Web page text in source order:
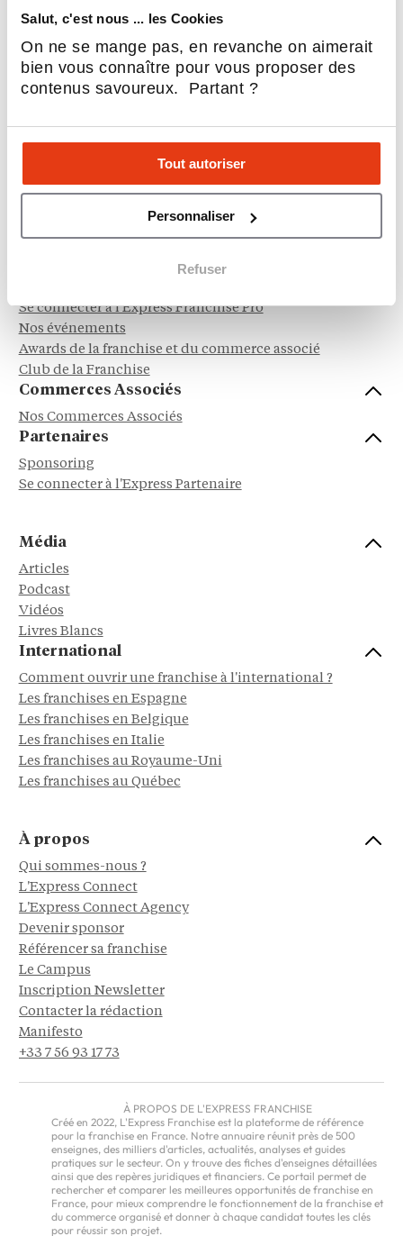
Salut, c'est nous ... les Cookies
On ne se mange pas, en revanche on aimerait
bien vous connaître pour vous proposer des
contenus savoureux. Partant ?
Tout autoriser
Personnaliser
Refuser
Sports et Loisirs
Sociétal, RSE & écologie
Hôtellerie & Camping
Automobile, Moto et Cycle
Franchisés
Reprendre une franchise
Avis et témoignages franchisés
Se connecter à l'Express Franchise Pro
Nos événements
Awards de la franchise et du commerce associé
Club de la Franchise
Commerces Associés
Nos Commerces Associés
Partenaires
Sponsoring
Se connecter à l'Express Partenaire
Média
Articles
Podcast
Vidéos
Livres Blancs
International
Comment ouvrir une franchise à l'international ?
Les franchises en Espagne
Les franchises en Belgique
Les franchises en Italie
Les franchises au Royaume-Uni
Les franchises au Québec
À propos
Qui sommes-nous ?
L'Express Connect
L'Express Connect Agency
Devenir sponsor
Référencer sa franchise
Le Campus
Inscription Newsletter
Contacter la rédaction
Manifesto
+33 7 56 93 17 73
À PROPOS DE L'EXPRESS FRANCHISE
Créé en 2022, L'Express Franchise est la plateforme de référence
pour la franchise en France. Notre annuaire réunit près de 500
enseignes, des milliers d'articles, actualités, analyses et guides
pratiques sur le secteur. On y trouve des fiches d'enseignes détaillées
ainsi que des repères juridiques et financiers. Ce portail permet de
rechercher et comparer les meilleures opportunités de franchise en
France, pour mieux comprendre le fonctionnement de la franchise et
du commerce organisé et donner à chaque candidat toutes les clés
pour réussir son projet.